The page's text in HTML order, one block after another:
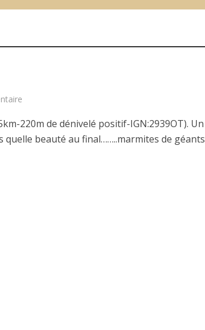
220m de dénivelé positif-IGN:2939OT). Un
quelle beauté au final……..marmites de géants